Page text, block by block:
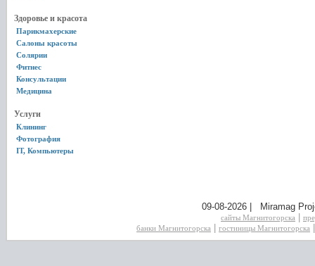
Здоровье и красота
Парикмахерские
Салоны красоты
Солярии
Фитнес
Консультации
Медицина
Услуги
Клининг
Фотография
IT, Компьютеры
09-08-2026 | Miramag
сайты Магнитогорска
банки Магнитогорска
гостиницы Магнитогорска